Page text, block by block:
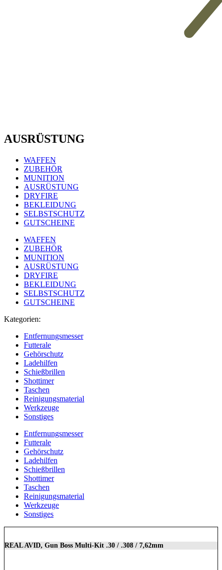
AUSRÜSTUNG
WAFFEN
ZUBEHÖR
MUNITION
AUSRÜSTUNG
DRYFIRE
BEKLEIDUNG
SELBSTSCHUTZ
GUTSCHEINE
WAFFEN
ZUBEHÖR
MUNITION
AUSRÜSTUNG
DRYFIRE
BEKLEIDUNG
SELBSTSCHUTZ
GUTSCHEINE
Kategorien:
Entfernungsmesser
Futterale
Gehörschutz
Ladehilfen
Schießbrillen
Shottimer
Taschen
Reinigungsmaterial
Werkzeuge
Sonstiges
Entfernungsmesser
Futterale
Gehörschutz
Ladehilfen
Schießbrillen
Shottimer
Taschen
Reinigungsmaterial
Werkzeuge
Sonstiges
REAL AVID, Gun Boss Multi-Kit .30 / .308 / 7,62mm